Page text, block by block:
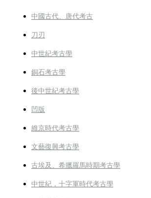
中國古代、唐代考古
刀刃
中世紀考古學
銅石考古學
後中世紀考古學
凹版
維京時代考古學
文藝復興考古學
古埃及、希臘羅馬時期考古學
中世紀，十字軍時代考古學